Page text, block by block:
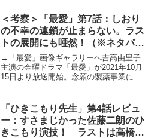
桜が三流の大学を四流の成績で卒業し
た、ポンコツだけどポジテ...
＜考察＞「最愛」第7話：しおり
の不幸の連鎖が止まらない。ラス
トの展開にも唖然！（※ネタバレ
ありレビュー）
→「最愛」画像ギャラリーへ吉高由里子
主演の金曜ドラマ「最愛」が2021年10月
15日より放送開始。念願の製薬事業にま
子）は、学生時代に思いを寄せ合ってい
た宮崎大輝（松下洸...
「ひきこもり先生」第4話レビュ
ー：すさまじかった佐藤二朗のひ
きこもり演技！ ラストは高橋克